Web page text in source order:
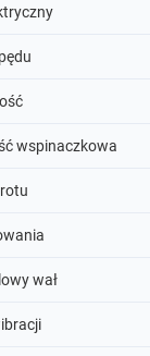
wspinaczkowa
wał